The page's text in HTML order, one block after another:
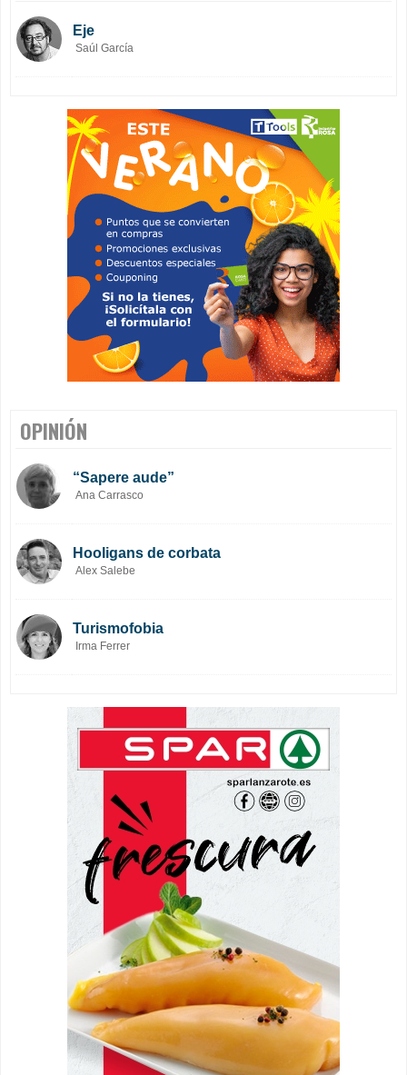
Eje
Saúl García
OPINIÓN
“Sapere aude”
Ana Carrasco
Hooligans de corbata
Alex Salebe
Turismofobia
Irma Ferrer